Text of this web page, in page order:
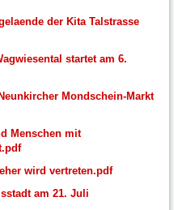
der Kita Talstrasse
startet am 6.
Mondschein-Markt
Menschen mit
wird vertreten.pdf
am 21. Juli